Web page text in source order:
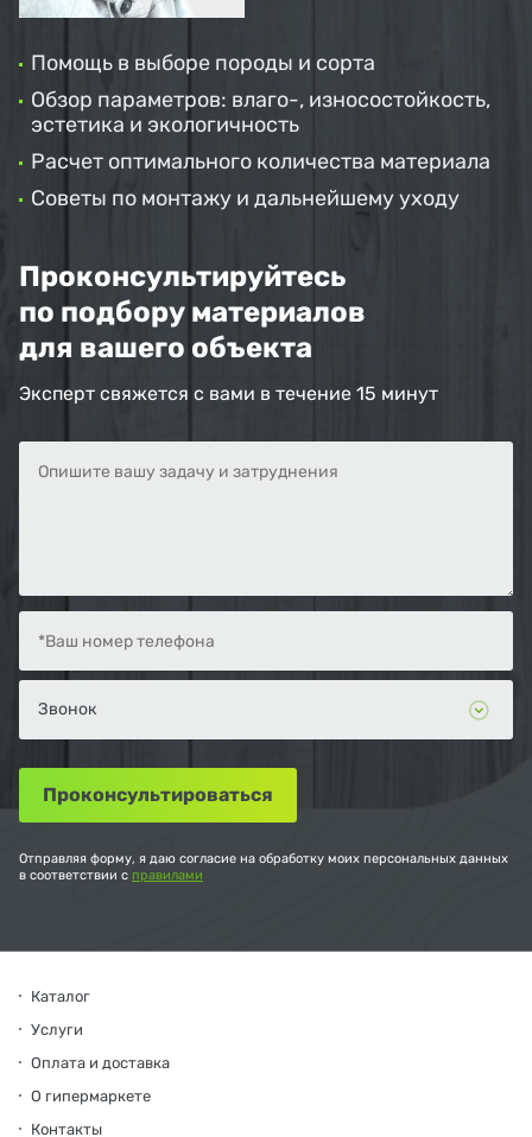
Помощь в выборе породы и сорта
Обзор параметров: влаго-, износостойкость,
эстетика и экологичность
Расчет оптимального количества материала
Советы по монтажу и дальнейшему уходу
Проконсультируйтесь
по подбору материалов
для вашего объекта
Эксперт свяжется с вами в течение 15 минут
Отправляя форму, я даю согласие на обработку моих персональных данных
в соответствии с правилами
Каталог
Услуги
Оплата и доставка
О гипермаркете
Контакты